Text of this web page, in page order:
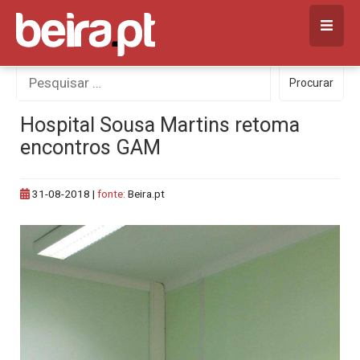
Skip
content
Procurar
por:
Procurar
Hospital Sousa Martins retoma
encontros GAM
31-08-2018 | fonte: Beira.pt